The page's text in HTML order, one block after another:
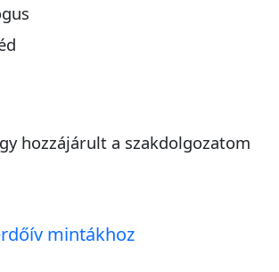
hozzájárult a szakdolgozatom
mintákhoz